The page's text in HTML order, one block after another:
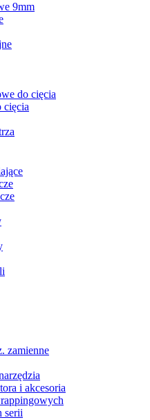
9mm
do cięcia
zamienne
i akcesoria
serii